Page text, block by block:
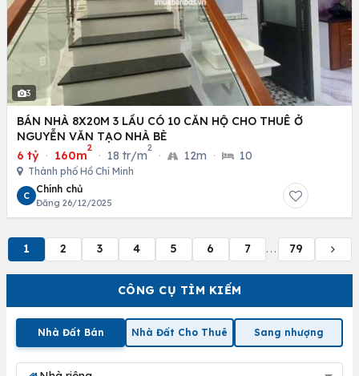
CÔNG CỤ TÌM KIẾM
Nhà Đất Bán Nhà Đất Cho Thuê Sang nhượng
3
BÁN NHÀ 8X20M 3 LẦU CÓ 10 CĂN HỘ CHO THUÊ Ở
NGUYỄN VĂN TẠO NHÀ BÈ
6 tỷ · 160m
2
· 18 tr/m
2
· 12m · 10
Thành phố Hồ Chí Minh
C
Chính chủ
Đăng 26/12/2025
1 2 3 4 5 6 7 ... 79